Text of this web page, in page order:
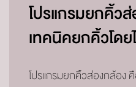
โปรแกรมยกคิ้ว
เทคนิคยกคิ้วโด
โปรแกรมยกคิ้วส่องกล้อง